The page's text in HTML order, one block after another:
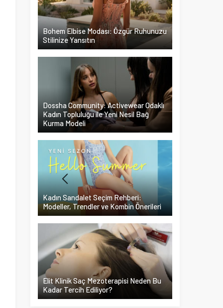
Bohem Elbise Modası: Özgür Ruhunuzu
Stilinize Yansıtın
Dossha Community: Activewear Odaklı
Kadın Topluluğu ile Yeni Nesil Bağ
Kurma Modeli
Kadın Sandalet Seçim Rehberi:
Modeller, Trendler ve Kombin Önerileri
Elit Klinik Saç Mezoterapisi Neden Bu
Kadar Tercih Ediliyor?